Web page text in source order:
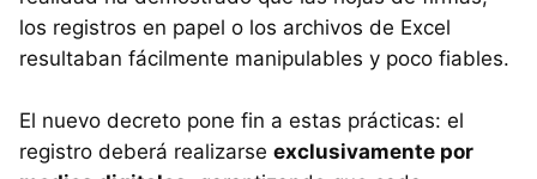
los registros en papel o los archivos de Excel
resultaban fácilmente manipulables y poco fiables.
El nuevo decreto pone fin a estas prácticas: el
registro deberá realizarse exclusivamente por